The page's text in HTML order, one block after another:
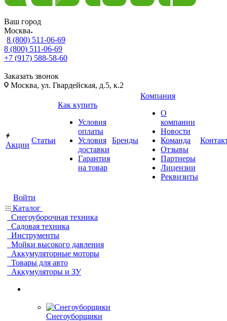
Ваш город
Москва
8 (800) 511-06-69
8 (800) 511-06-69
+7 (917) 588-58-60
Заказать звонок
Москва, ул. Гвардейская, д.5, к.2
Акции
Статьи
Как купить
Условия
оплаты
Условия
доставки
Гарантия
на товар
Бренды
Компания
О
компании
Новости
Команда
Отзывы
Партнеры
Лицензии
Реквизиты
Войти
Каталог
Снегоуборочная техника
Садовая техника
Инструменты
Мойки высокого давления
Аккумуляторные моторы
Товары для авто
Аккумуляторы и ЗУ
Снегоуборщики